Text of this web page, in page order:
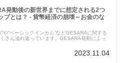
発動後の新世界までに想定される2つ
プとは？ - 貨幣経済の崩壊～お金のな
”や”ベーシックインカム”などGESARAに関する
さん溢れ返っています。GESARA発動によっ
2023.11.04